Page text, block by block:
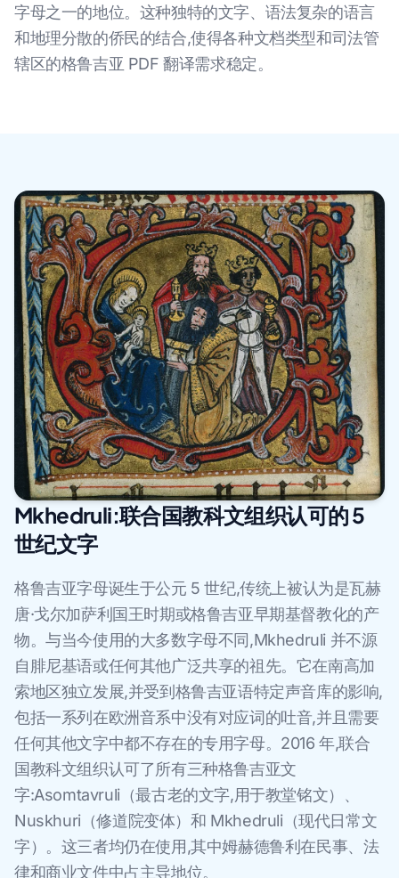
字母之一的地位。这种独特的文字、语法复杂的语言
和地理分散的侨民的结合,使得各种文档类型和司法管
辖区的格鲁吉亚 PDF 翻译需求稳定。
Mkhedruli:联合国教科文组织认可的 5
世纪文字
格鲁吉亚字母诞生于公元 5 世纪,传统上被认为是瓦赫
唐·戈尔加萨利国王时期或格鲁吉亚早期基督教化的产
物。与当今使用的大多数字母不同,Mkhedruli 并不源
自腓尼基语或任何其他广泛共享的祖先。它在南高加
索地区独立发展,并受到格鲁吉亚语特定声音库的影响,
包括一系列在欧洲音系中没有对应词的吐音,并且需要
任何其他文字中都不存在的专用字母。2016 年,联合
国教科文组织认可了所有三种格鲁吉亚文
字:Asomtavruli（最古老的文字,用于教堂铭文）、
Nuskhuri（修道院变体）和 Mkhedruli（现代日常文
字）。这三者均仍在使用,其中姆赫德鲁利在民事、法
律和商业文件中占主导地位。